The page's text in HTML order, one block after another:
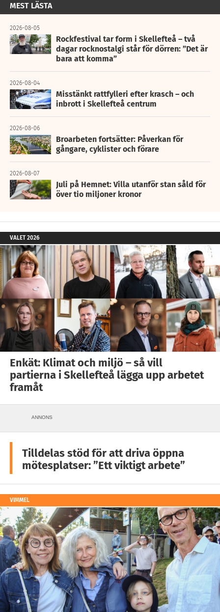
MEST LÄSTA
2026-08-05
Rockfestival tar form i Skellefteå – två
dagar rocknostalgi står för dörren: ”Det är
bara att komma”
2026-08-04
Misstänkt rattfylleri efter krasch – och
inbrott i Skellefteå centrum
2026-08-06
Broarbeten fortsätter: Påverkan för
gångare, cyklister och förare
2026-08-07
Juli på Hemnet: Villa utanför stan såld för
över tio miljoner kronor
VALET 2026
Enkät: Klimat och miljö – så vill
partierna i Skellefteå lägga upp arbetet
framåt
ANNONS
Tilldelas stöd för att driva öppna
mötesplatser: ”Ett viktigt arbete”
VIMMEL